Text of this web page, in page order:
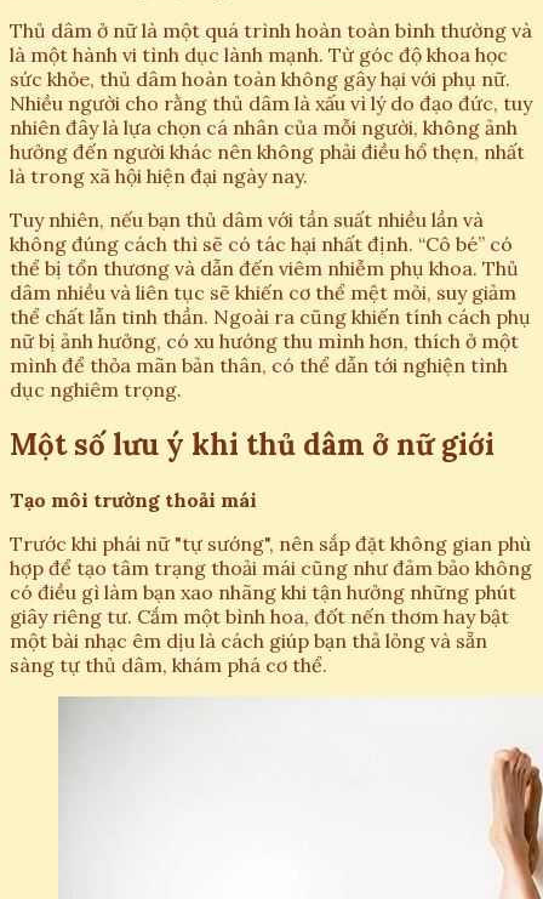
Thủ dâm ở nữ là một quá trình hoàn toàn bình thường và
là một hành vi tình dục lành mạnh. Từ góc độ khoa học
sức khỏe, thủ dâm hoàn toàn không gây hại với phụ nữ.
Nhiều người cho rằng thủ dâm là xấu vì lý do đạo đức, tuy
nhiên đây là lựa chọn cá nhân của mỗi người, không ảnh
hưởng đến người khác nên không phải điều hổ thẹn, nhất
là trong xã hội hiện đại ngày nay.
Tuy nhiên, nếu bạn thủ dâm với tần suất nhiều lần và
không đúng cách thì sẽ có tác hại nhất định. “Cô bé” có
thể bị tổn thương và dẫn đến viêm nhiễm phụ khoa. Thủ
dâm nhiều và liên tục sẽ khiến cơ thể mệt mỏi, suy giảm
thể chất lẫn tinh thần. Ngoài ra cũng khiến tính cách phụ
nữ bị ảnh hưởng, có xu hướng thu mình hơn, thích ở một
mình để thỏa mãn bản thân, có thể dẫn tới nghiện tình
dục nghiêm trọng.
Một số lưu ý khi thủ dâm ở nữ giới
Tạo môi trường thoải mái
Trước khi phái nữ "tự sướng", nên sắp đặt không gian phù
hợp để tạo tâm trạng thoải mái cũng như đảm bảo không
có điều gì làm bạn xao nhãng khi tận hưởng những phút
giây riêng tư. Cắm một bình hoa, đốt nến thơm hay bật
một bài nhạc êm dịu là cách giúp bạn thả lỏng và sẵn
sàng tự thủ dâm, khám phá cơ thể.